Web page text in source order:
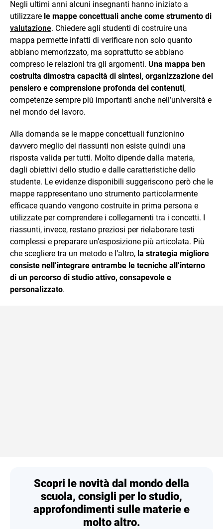
Negli ultimi anni alcuni insegnanti hanno iniziato a
utilizzare le mappe concettuali anche come strumento di
valutazione. Chiedere agli studenti di costruire una
mappa permette infatti di verificare non solo quanto
abbiano memorizzato, ma soprattutto se abbiano
compreso le relazioni tra gli argomenti. Una mappa ben
costruita dimostra capacità di sintesi, organizzazione del
pensiero e comprensione profonda dei contenuti,
competenze sempre più importanti anche nell’università e
nel mondo del lavoro.
Alla domanda se le mappe concettuali funzionino
davvero meglio dei riassunti non esiste quindi una
risposta valida per tutti. Molto dipende dalla materia,
dagli obiettivi dello studio e dalle caratteristiche dello
studente. Le evidenze disponibili suggeriscono però che le
mappe rappresentano uno strumento particolarmente
efficace quando vengono costruite in prima persona e
utilizzate per comprendere i collegamenti tra i concetti. I
riassunti, invece, restano preziosi per rielaborare testi
complessi e preparare un’esposizione più articolata. Più
che scegliere tra un metodo e l’altro, la strategia migliore
consiste nell’integrare entrambe le tecniche all’interno
di un percorso di studio attivo, consapevole e
personalizzato.
Scopri le novità dal mondo della
scuola, consigli per lo studio,
approfondimenti sulle materie e
molto altro.